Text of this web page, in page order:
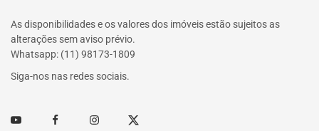
As disponibilidades e os valores dos imóveis estão sujeitos as
alterações sem aviso prévio.
Whatsapp: (11) 98173-1809
Siga-nos nas redes sociais.
Youtube FacebookInstagramTwitter